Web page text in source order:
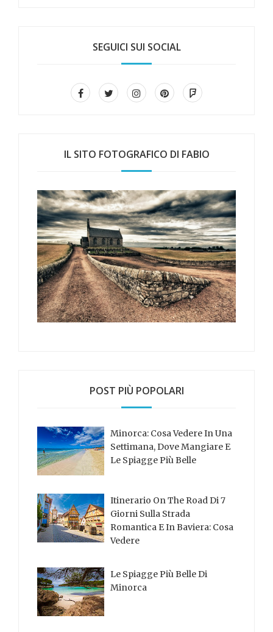
SEGUICI SUI SOCIAL
IL SITO FOTOGRAFICO DI FABIO
POST PIÙ POPOLARI
Minorca: Cosa Vedere In Una
Settimana, Dove Mangiare E
Le Spiagge Più Belle
Itinerario On The Road Di 7
Giorni Sulla Strada
Romantica E In Baviera: Cosa
Vedere
Le Spiagge Più Belle Di
Minorca